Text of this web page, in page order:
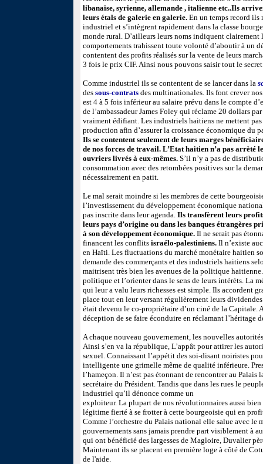
libanaise, syrienne, allemande , italienne etc..Ils
leurs étals de galerie en galerie. En un temps record ils
industriel et s’intègrent rapidement dans la classe
monde rural. D’ailleurs leurs noms indiquent clairement
comportements trahissent toute volonté d’aboutir à un
contentent des profits réalisés sur la vente de leurs
3 fois le prix CIF. Ainsi nous pouvons saisir tout le
Comme industriel ils se contentent de se lancer dans la
des sous-contrats des multinationales. Ils font crever
est 4 à 5 fois inférieur au salaire prévu dans le compte
de l’ambassadeur James Foley qui réclame 20 dollars
vraiment édifiant. Les industriels haitiens ne mettent
production afin d’assurer la croissance économique du
Ils se contentent seulement de leurs marges
de nos forces de travail. L’Etat haitien n’a pas arrèté
ouvriers livrés à eux-mêmes. S’il n’y a pas de
consommation avec des retombées positives sur la
nécessairement en patit.
Le mal serait moindre si les membres de cette
l’investissement du développement économique
pas inscrite dans leur agenda. Ils transfèrent leurs
leurs pays d’origine ou dans les banques étrangères
à son développement économique. Il ne serait pas
financent les conflits israélo-palestiniens. Il n’existe
en Haïti. Les fluctuations du marché monétaire haitien
demande des commerçants et des industriels haitiens
maitrisent très bien les avenues de la politique
politique et l’orienter dans le sens de leurs intérèts. La
qui leur a valu leurs richesses est simple. Ils accordent
place tout en leur versant régulièrement leurs
était devenu le co-propriétaire d’un ciné de la Capitale.
déception de se faire éconduire en réclamant l’héritage
A chaque nouveau gouvernement, les nouvelles
Ainsi s’en va la république, L’appât pour attirer les
sexuel. Connaissant l’appétit des soi-disant noiristes
intelligente une grimelle même de qualité inférieure.
l’hameçon. Il n’est pas étonnant de rencontrer au
secrétaire du Président. Tandis que dans les rues le
industriel qu’il dénonce comme un
exploiteur. La plupart de nos révolutionnaires aussi
légitime fierté à se frotter à cette bourgeoisie qui en
Comme l’orchestre du Palais national elle salue avec le
gouvernements sans jamais prendre part visiblement à
qui ont bénéficié des largesses de Magloire, Duvalier
Maintenant ils se placent en première loge à côté de
de l'aide.